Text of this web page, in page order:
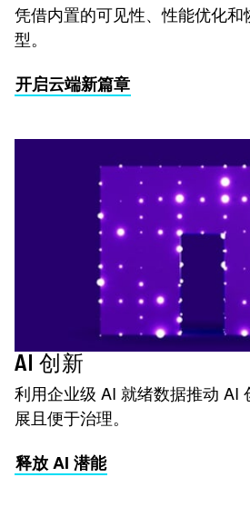
凭借内置的可见性、性能优化
型。
开启云端新篇章
AI 创新
利用企业级 AI 就绪数据推动
展且便于治理。
释放 AI 潜能